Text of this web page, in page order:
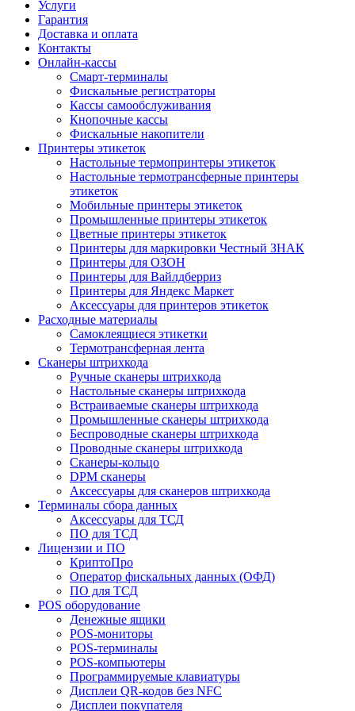
Услуги
Гарантия
Доставка и оплата
Контакты
Онлайн-кассы
Смарт-терминалы
Фискальные регистраторы
Кассы самообслуживания
Кнопочные кассы
Фискальные накопители
Принтеры этикеток
Настольные термопринтеры этикеток
Настольные термотрансферные принтеры
этикеток
Мобильные принтеры этикеток
Промышленные принтеры этикеток
Цветные принтеры этикеток
Принтеры для маркировки Честный ЗНАК
Принтеры для ОЗОН
Принтеры для Вайлдберриз
Принтеры для Яндекс Маркет
Аксессуары для принтеров этикеток
Расходные материалы
Самоклеящиеся этикетки
Термотрансферная лента
Сканеры штрихкода
Ручные сканеры штрихкода
Настольные сканеры штрихкода
Встраиваемые сканеры штрихкода
Промышленные сканеры штрихкода
Беспроводные сканеры штрихкода
Проводные сканеры штрихкода
Сканеры-кольцо
DPM сканеры
Аксессуары для сканеров штрихкода
Терминалы сбора данных
Аксессуары для ТСД
ПО для ТСД
Лицензии и ПО
КриптоПро
Оператор фискальных данных (ОФД)
ПО для ТСД
POS оборудование
Денежные ящики
POS-мониторы
POS-терминалы
POS-компьютеры
Программируемые клавиатуры
Дисплеи QR-кодов без NFC
Дисплеи покупателя